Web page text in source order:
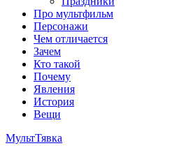
Про мультфильм
Персонажи
Чем отличается
Зачем
Кто такой
Почему
Явления
История
Вещи
МультТявка